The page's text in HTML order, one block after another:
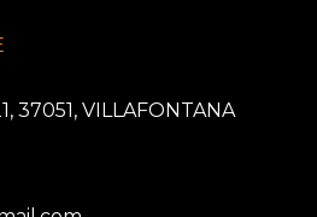
37051, VILLAFONTANA